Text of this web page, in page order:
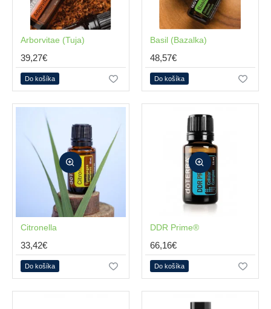
Arborvitae (Tuja)
39,27€
Do košíka
Basil (Bazalka)
48,57€
Do košíka
Citronella
33,42€
Do košíka
DDR Prime®
66,16€
Do košíka